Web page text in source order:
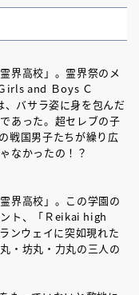
界高校」。霊界祭のメ
irls and Ｂoys Ｃ
バサラ姿に身を包んだ
あった。超セレブの子
戦国男子たちが繰り広
なかったの！？
界高校」。この学園の
ト、「Ｒeikai high
ウェイに突如現れた
・坊丸・力丸の三人の